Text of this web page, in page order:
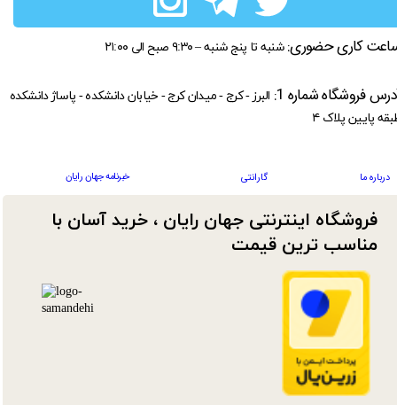
فروشگاه اینترنتی جهان رایان ، خرید آسان با
مناسب ترین قیمت​​​​​​​
کاری حضوری: شنبه تا پنج شنبه – ۹:۳۰ صبح الی ۲۱:۰۰
درباره ما گارانتی خبرنامه جهان رایان
فروشگاه شماره 1:
البرز - کرج - میدان کرج - خیابان دانشکده - پاساژ دانشکده
پایین پلاک ۴